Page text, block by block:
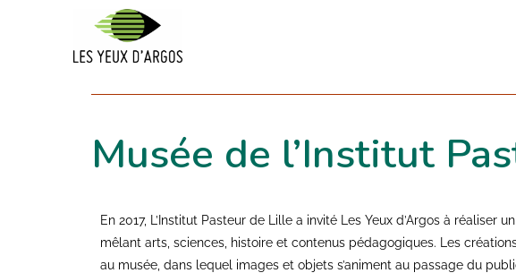
Musée de l’Institut
En 2017, L’Institut Pasteur de Lille a invité Les Yeux d’Argos à réaliser
mêlant arts, sciences, histoire et contenus pédagogiques. Les
au musée, dans lequel images et objets s’animent au passage du